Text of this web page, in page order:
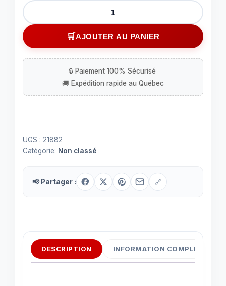
quantité
de
Circuit
intégré
(IC)
UPC595
à
14
AJOUTER AU PANIER
UGS : 21882
Catégorie: Non classé
📢 Partager : 🔗
DESCRIPTION INFORMATION